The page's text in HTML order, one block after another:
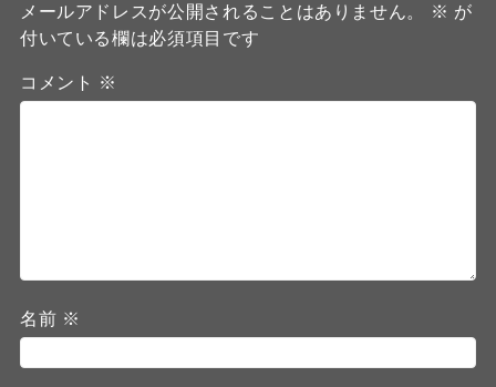
メールアドレスが公開されることはありません。 ※ が
付いている欄は必須項目です
コメント ※
名前 ※